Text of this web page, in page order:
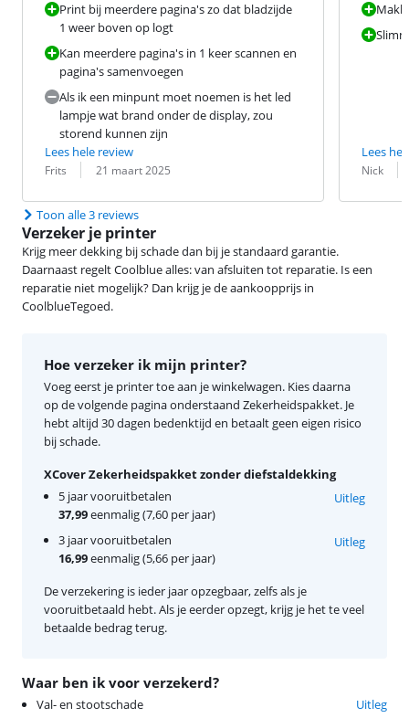
Print bij meerdere pagina's zo dat bladzijde
1 weer boven op logt
Kan meerdere pagina's in 1 keer scannen en
pagina's samenvoegen
Als ik een minpunt moet noemen is het led
lampje wat brand onder de display, zou
storend kunnen zijn
Lees hele review
Beoordeling door:
Frits
Datum: 21 maart 2025
Lees
Nick
Datum:
Toon alle 3 reviews
Verzeker je printer
Krijg meer dekking bij schade dan bij je standaard garantie.
Daarnaast regelt Coolblue alles: van afsluiten tot reparatie. Is een
reparatie niet mogelijk? Dan krijg je de aankoopprijs in
CoolblueTegoed.
Waar ben ik voor verzekerd?
Val- en stootschade Uitleg
Hoe verzeker ik mijn printer?
Voeg eerst je printer toe aan je winkelwagen. Kies daarna
op de volgende pagina onderstaand Zekerheidspakket. Je
hebt altijd 30 dagen bedenktijd en betaalt geen eigen risico
bij schade.
XCover Zekerheidspakket zonder diefstaldekking
5 jaar vooruitbetalen
37,99eenmalig (7,60 per jaar)
Uitleg
3 jaar vooruitbetalen
16,99eenmalig (5,66 per jaar)
Uitleg
De verzekering is ieder jaar opzegbaar, zelfs als je
vooruitbetaald hebt. Als je eerder opzegt, krijg je het te veel
betaalde bedrag terug.